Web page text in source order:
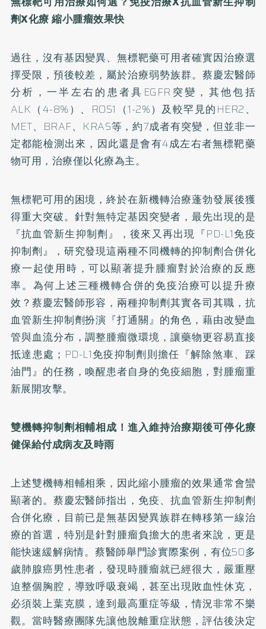
劑X化療 縮小腫瘤效果快
過往，沒有基因變異、無標靶藥可用者確實因治療選
擇受限，預後較差，屬於治療弱勢族群。蔡慶宏醫師
分析，一半左右的患者具EGFR突變，其他包括
ALK（4-8%）、ROS1（1-2%）及較罕見的HER2、
MET、BRAF、KRAS等，約7成者有突變，但並非一
定都能檢測出來，因此還是會有4成左右者無標靶藥
物可用，治療僅以化療為主。
無標靶可用的困境，終於在新機轉治療蓬勃發展後獲
得重大突破。針對無特定基因突變者，最先出現的是
『抗血管新生抑制劑』，後來又再出現『PD-L1免疫
抑制劑』，研究發現這兩種不同機轉的抑制劑合併化
療一起使用時，可以顯著提升腫瘤對於治療的反應
率。為何上述三種機轉合併的免疫治療可以提升療
效？蔡慶宏醫師形容，兩種抑制劑其實各司其職，抗
血管新生抑制劑扮演『打通關』的角色，藉由改變血
管與血流分布，調整腫瘤微環境，讓藥物更容易直接
抵達患處；PD-L1免疫抑制劑則擔任『解除煞車、踩
油門』的任務，喚醒患者自身的免疫細胞，對腫瘤重
新展開攻擊。
雙機轉抑制劑相輔相成！進入維持治療期後可停化療
健保給付成病友及時雨
上述雙機轉相輔相乘，因此縮小腫瘤的效果通常會蠻
顯著的。蔡慶宏醫師指出，免疫、抗血管新生抑制劑
合併化療，目前已是無基因變異族群在轉移第一線治
療的首選，特別是針對腫瘤負擔大的患者來說，更是
能快速緩解病情。蔡醫師舉門診實際案例，有位50多
歲肺腺癌男性患者，發現時腫瘤就已經很大，嚴重壓
迫整個胸腔，導致呼吸衰竭，甚至出現敗血性休克，
必須裝上葉克膜，達到最高重症等級，情況非常不樂
觀。當時醫療團隊先讓他脫離重症狀態，評估後決定